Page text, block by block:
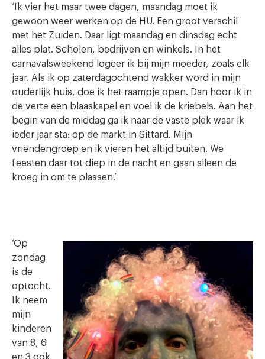
‘Ik vier het maar twee dagen, maandag moet ik
gewoon weer werken op de HU. Een groot verschil
met het Zuiden. Daar ligt maandag en dinsdag echt
alles plat. Scholen, bedrijven en winkels. In het
carnavalsweekend logeer ik bij mijn moeder, zoals elk
jaar. Als ik op zaterdagochtend wakker word in mijn
ouderlijk huis, doe ik het raampje open. Dan hoor ik in
de verte een blaaskapel en voel ik de kriebels. Aan het
begin van de middag ga ik naar de vaste plek waar ik
ieder jaar sta: op de markt in Sittard. Mijn
vriendengroep en ik vieren het altijd buiten. We
feesten daar tot diep in de nacht en gaan alleen de
kroeg in om te plassen.’
‘Op
zondag
is de
optocht.
Ik neem
mijn
kinderen
van 8, 6